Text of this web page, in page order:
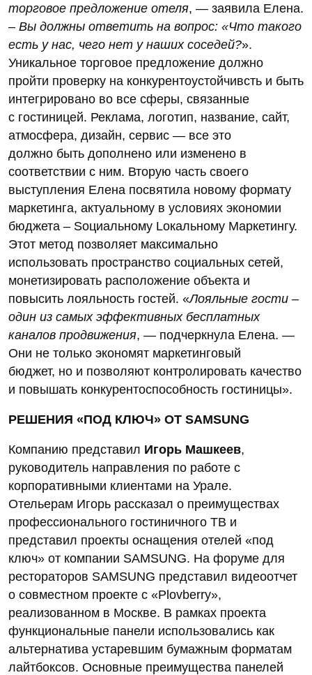
торговое предложение отеля, — заявила Елена.
– Вы должны ответить на вопрос: «Что такого
есть у нас, чего нет у наших соседей?».
Уникальное торговое предложение должно
пройти проверку на конкурентоустойчивсть и быть
интегрировано во все сферы, связанные
с гостиницей. Реклама, логотип, название, сайт,
атмосфера, дизайн, сервис — все это
должно быть дополнено или изменено в
соответствии с ним. Вторую часть своего
выступления Елена посвятила новому формату
маркетинга, актуальному в условиях экономии
бюджета – Soциальному Loкальному Maркетингу.
Этот метод позволяет максимально
использовать пространство социальных сетей,
монетизировать расположение объекта и
повысить лояльность гостей. «Лояльные гости –
один из самых эффективных бесплатных
каналов продвижения, — подчеркнула Елена. —
Они не только экономят маркетинговый
бюджет, но и позволяют контролировать качество
и повышать конкурентоспособность гостиницы».
РЕШЕНИЯ «ПОД КЛЮЧ» ОТ SAMSUNG
Компанию представил Игорь Машкеев,
руководитель направления по работе с
корпоративными клиентами на Урале.
Отельерам Игорь рассказал о преимуществах
профессионального гостиничного ТВ и
представил проекты оснащения отелей «под
ключ» от компании SAMSUNG. На форуме для
рестораторов SAMSUNG представил видеоотчет
о совместном проекте с «Plovberry»,
реализованном в Москве. В рамках проекта
функциональные панели использовались как
альтернатива устаревшим бумажным форматам
лайтбоксов. Основные преимущества панелей